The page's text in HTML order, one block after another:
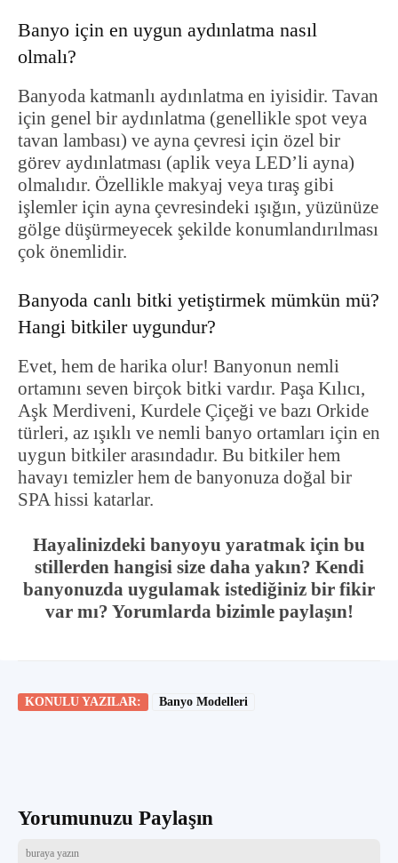
Banyo için en uygun aydınlatma nasıl
olmalı?
Banyoda katmanlı aydınlatma en iyisidir. Tavan
için genel bir aydınlatma (genellikle spot veya
tavan lambası) ve ayna çevresi için özel bir
görev aydınlatması (aplik veya LED’li ayna)
olmalıdır. Özellikle makyaj veya tıraş gibi
işlemler için ayna çevresindeki ışığın, yüzünüze
gölge düşürmeyecek şekilde konumlandırılması
çok önemlidir.
Banyoda canlı bitki yetiştirmek mümkün mü?
Hangi bitkiler uygundur?
Evet, hem de harika olur! Banyonun nemli
ortamını seven birçok bitki vardır. Paşa Kılıcı,
Aşk Merdiveni, Kurdele Çiçeği ve bazı Orkide
türleri, az ışıklı ve nemli banyo ortamları için en
uygun bitkiler arasındadır. Bu bitkiler hem
havayı temizler hem de banyonuza doğal bir
SPA hissi katarlar.
Hayalinizdeki banyoyu yaratmak için bu
stillerden hangisi size daha yakın? Kendi
banyonuzda uygulamak istediğiniz bir fikir
var mı? Yorumlarda bizimle paylaşın!
KONULU YAZILAR: Banyo Modelleri
Yorumunuzu Paylaşın